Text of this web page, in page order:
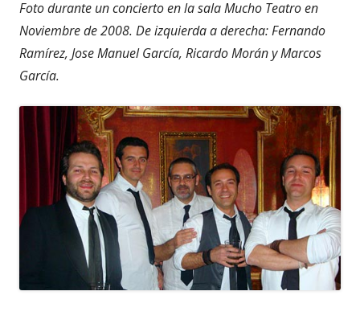
Foto durante un concierto en la sala Mucho Teatro en
Noviembre de 2008. De izquierda a derecha: Fernando
Ramírez, Jose Manuel García, Ricardo Morán y Marcos
García.